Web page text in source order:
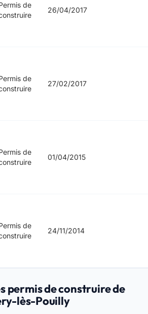
de
26/04/2017
de
27/02/2017
de
01/04/2015
de
24/11/2014
permis de construire de
lès-Pouilly